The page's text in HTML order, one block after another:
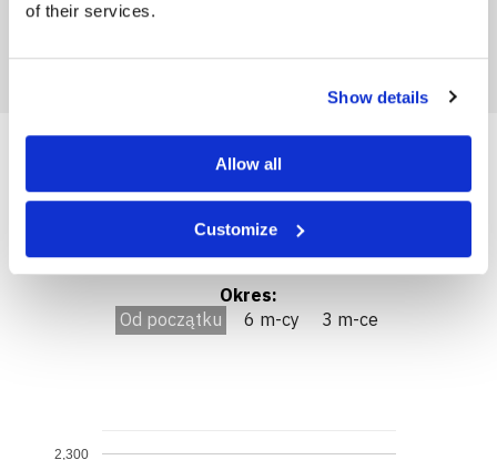
of their services.
Show details
Allow all
Customize
Archiwalne ceny nawozu Holist
agro K (Mg) 55 (+5)
Okres:
Od początku
6 m-cy 3 m-ce
2,300